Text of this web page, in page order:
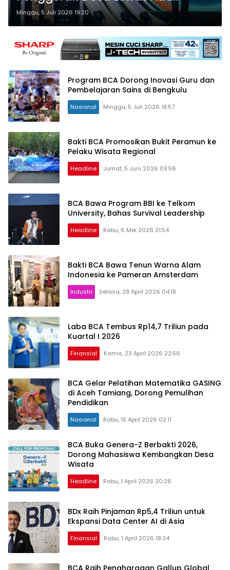
Gagasan Genera-Z Berbakti
Minggu, 5 Juli 2026 19:20
Program BCA Dorong Inovasi Guru dan
Pembelajaran Sains di Bengkulu
Nasional Minggu, 5 Juli 2026 18:57
Bakti BCA Promosikan Bukit Peramun ke
Pelaku Wisata Regional
Headline Jumat, 5 Juni 2026 09:56
BCA Bawa Program BBI ke Telkom
University, Bahas Survival Leadership
Headline Rabu, 6 Mei 2026 21:54
Bakti BCA Bawa Tenun Warna Alam
Indonesia ke Pameran Amsterdam
Industri Selasa, 28 April 2026 04:18
Laba BCA Tembus Rp14,7 Triliun pada
Kuartal I 2026
Finansial Kamis, 23 April 2026 22:56
BCA Gelar Pelatihan Matematika GASING
di Aceh Tamiang, Dorong Pemulihan
Pendidikan
Nasional Rabu, 15 April 2026 02:11
BCA Buka Genera-Z Berbakti 2026,
Dorong Mahasiswa Kembangkan Desa
Wisata
Headline Rabu, 1 April 2026 20:26
BDx Raih Pinjaman Rp5,4 Triliun untuk
Ekspansi Data Center AI di Asia
Finansial Rabu, 1 April 2026 18:34